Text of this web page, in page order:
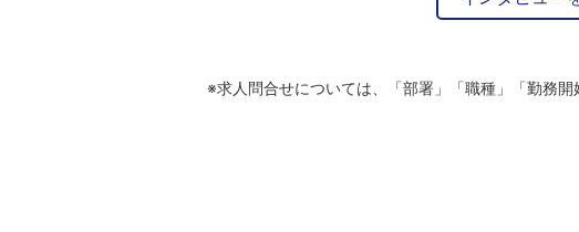
※求人問合せについては、「部署」「職種」「勤務開